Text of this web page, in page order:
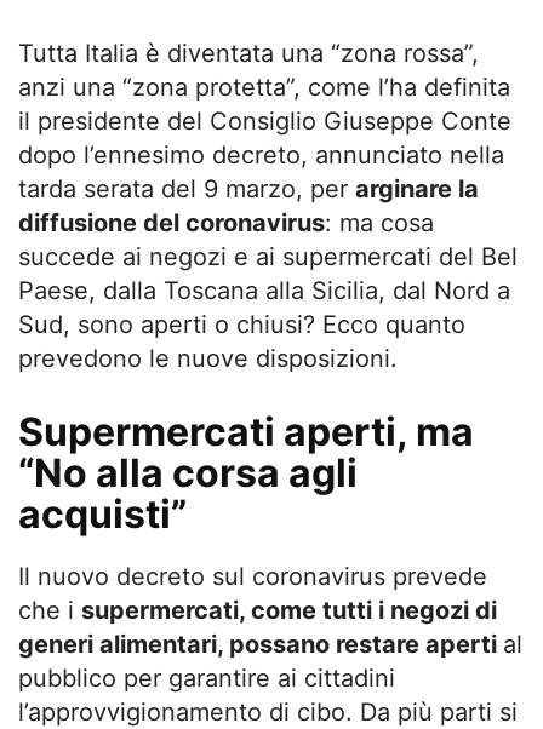
Tutta Italia è diventata una “zona rossa”,
anzi una “zona protetta”, come l’ha definita
il presidente del Consiglio Giuseppe Conte
dopo l’ennesimo decreto, annunciato nella
tarda serata del 9 marzo, per arginare la
diffusione del coronavirus: ma cosa
succede ai negozi e ai supermercati del Bel
Paese, dalla Toscana alla Sicilia, dal Nord a
Sud, sono aperti o chiusi? Ecco quanto
prevedono le nuove disposizioni.
Supermercati aperti, ma
“No alla corsa agli
acquisti”
Il nuovo decreto sul coronavirus prevede
che i supermercati, come tutti i negozi di
generi alimentari, possano restare aperti al
pubblico per garantire ai cittadini
l’approvvigionamento di cibo. Da più parti si